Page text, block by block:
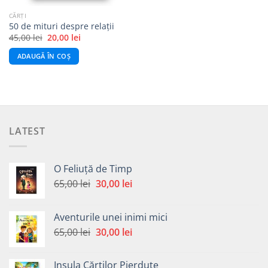
CĂRȚI
50 de mituri despre relații
45,00lei Prețul
inițial
a
fost:
45,00 lei.
20,00 leiPrețul
curent
ADAUGĂ ÎN COȘ
LATEST
O Feliuță de Timp
65,00lei Prețul
fost:
65,00 lei.
30,00 leiPrețul
30,00 lei.
Aventurile unei inimi mici
65,00lei Prețul
30,00 leiPrețul
Insula Cărților Pierdute